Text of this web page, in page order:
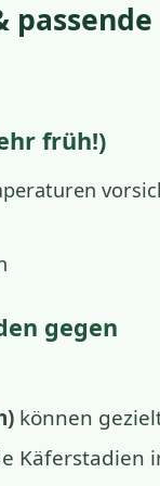
passende
früh!)
gegen
können
Käferstadien